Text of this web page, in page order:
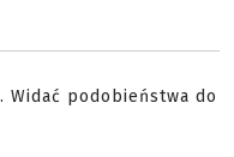
Widać podobieństwa do